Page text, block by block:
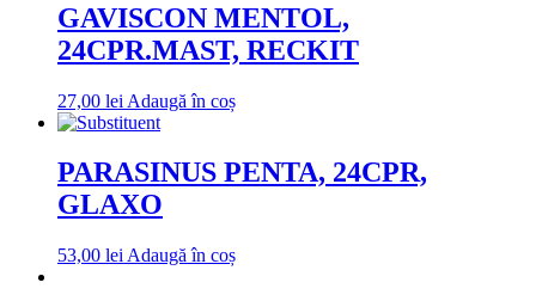
GAVISCON MENTOL,
24CPR.MAST, RECKIT
27,00 lei Adaugă în coș
PARASINUS PENTA, 24CPR,
GLAXO
53,00 lei Adaugă în coș